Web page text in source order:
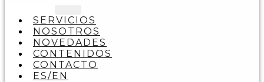
SERVICIOS
NOSOTROS
NOVEDADES
CONTENIDOS
CONTACTO
ES/EN